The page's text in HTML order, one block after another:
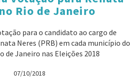
Rio de Janeiro
para o candidato ao cargo de
Neres (PRB) em cada município do
de Janeiro nas Eleições 2018
07/10/2018